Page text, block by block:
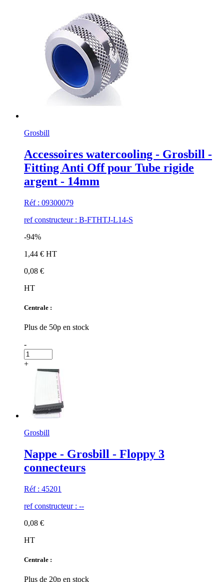
Grosbill
Accessoires watercooling - Grosbill -
Fitting Anti Off pour Tube rigide
argent - 14mm
Réf : 09300079
ref constructeur : B-FTHTJ-L14-S
-94%
1,44 € HT
0,08 €
HT
Centrale :
Plus de 50p en stock
-
+
Grosbill
Nappe - Grosbill - Floppy 3
connecteurs
Réf : 45201
ref constructeur : --
0,08 €
HT
Centrale :
Plus de 20p en stock